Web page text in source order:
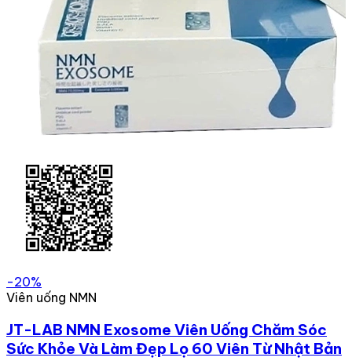
-20%
Viên uống NMN
JT-LAB NMN Exosome Viên Uống Chăm Sóc
Sức Khỏe Và Làm Đẹp Lọ 60 Viên Từ Nhật Bản